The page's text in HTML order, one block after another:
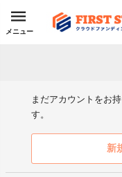
メニュー
まだアカウントをお
す。
新